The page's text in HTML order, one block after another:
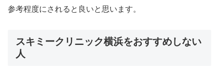
参考程度にされると良いと思います。
スキミークリニック横浜をおすすめしない
人